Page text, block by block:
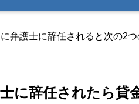
弁護士に辞任されると次の2つ
に辞任されたら貸